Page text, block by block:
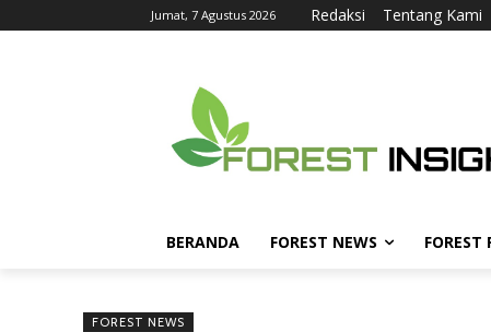
Jumat, 7 Agustus 2026 Redaksi Tentang Kami
BERANDA FOREST NEWS FOREST
FOREST NEWS